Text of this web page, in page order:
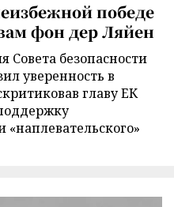
победе
фон дер Ляйен
Совета безопасности
уверенность в
главу ЕК
«наплевательского»